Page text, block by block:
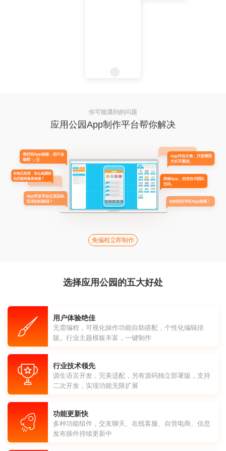
你可能遇到的问题
应用公园App制作平台帮你解决
免编程立即制作
选择应用公园的五大好处
用户体验绝佳
无需编程，可视化操作功能自助搭配，个性化编辑排
版。行业主题模板丰富，一键制作
行业技术领先
源生语言开发，完美适配，另有源码独立部署版，支持
二次开发，实现功能无限扩展
功能更新快
多种功能组件，交友聊天、在线客服、自营电商、信息
发布插件持续更新中